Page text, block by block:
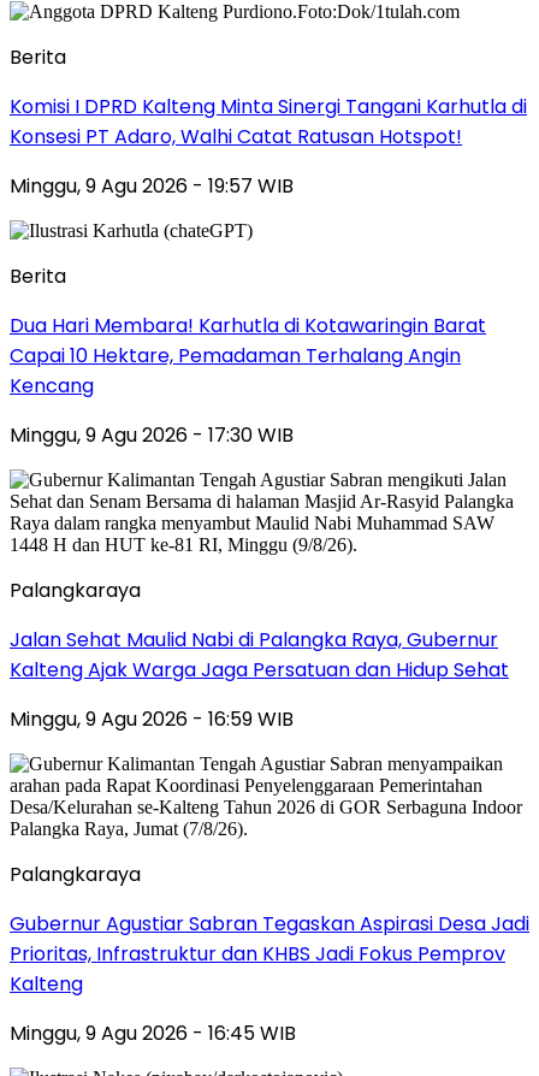
Berita
Komisi I DPRD Kalteng Minta Sinergi Tangani Karhutla di
Konsesi PT Adaro, Walhi Catat Ratusan Hotspot!
Minggu, 9 Agu 2026 - 19:57 WIB
Berita
Dua Hari Membara! Karhutla di Kotawaringin Barat
Capai 10 Hektare, Pemadaman Terhalang Angin
Kencang
Minggu, 9 Agu 2026 - 17:30 WIB
Palangkaraya
Jalan Sehat Maulid Nabi di Palangka Raya, Gubernur
Kalteng Ajak Warga Jaga Persatuan dan Hidup Sehat
Minggu, 9 Agu 2026 - 16:59 WIB
Palangkaraya
Gubernur Agustiar Sabran Tegaskan Aspirasi Desa Jadi
Prioritas, Infrastruktur dan KHBS Jadi Fokus Pemprov
Kalteng
Minggu, 9 Agu 2026 - 16:45 WIB